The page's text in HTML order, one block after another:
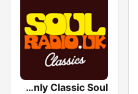
SOUL RADIO Only Classic Soul